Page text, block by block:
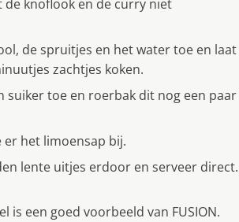
de knoflook en de curry niet
de spruitjes en het water toe en laat
zachtjes koken.
suiker toe en roerbak dit nog een paar
er het limoensap bij.
lente uitjes erdoor en serveer direct.
is een goed voorbeeld van FUSION.